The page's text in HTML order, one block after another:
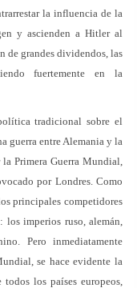
la influencia de la
y ascienden a Hitler al
de grandes dividendos, las
fuertemente en la
tradicional sobre el
guerra entre Alemania y la
la Primera Guerra Mundial,
por Londres. Como
principales competidores
los imperios ruso, alemán,
Pero inmediatamente
se hace evidente la
los países europeos,